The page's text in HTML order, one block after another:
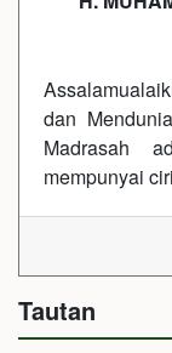
dan
Madrasah
mempunyai
Tautan